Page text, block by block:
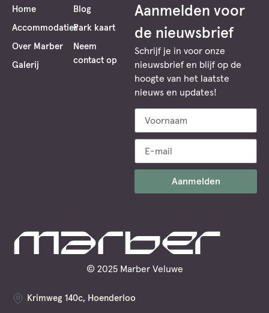
© 2025 Marber Veluwe
Krimweg 140c, Hoenderloo
Home
Accommodaties
Over Marber
Galerij
Blog
Park kaart
Neem
contact op
Aanmelden voor
de nieuwsbrief
Schrijf je in voor onze
nieuwsbrief en blijf op de
hoogte van het laatste
nieuws en updates!
Aanmelden